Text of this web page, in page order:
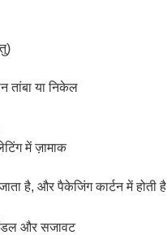
तांबा या निकेल
में ज़ामाक
है, और पैकेजिंग कार्टन में होती है
और सजावट